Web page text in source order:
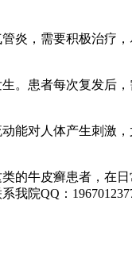
炎，需要积极治疗
。患者每次复发后
能对人体产生刺激
牛皮癣患者，在
院QQ：